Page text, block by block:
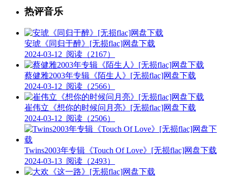
热评音乐
安琥《同归于醉》[无损flac]网盘下载
2024-03-12 阅读（2167）
蔡健雅2003年专辑《陌生人》[无损flac]网盘下载
2024-03-12 阅读（2566）
崔伟立《想你的时候问月亮》[无损flac]网盘下载
2024-03-12 阅读（2506）
Twins2003年专辑《Touch Of Love》[无损flac]网盘下载
2024-03-13 阅读（2493）